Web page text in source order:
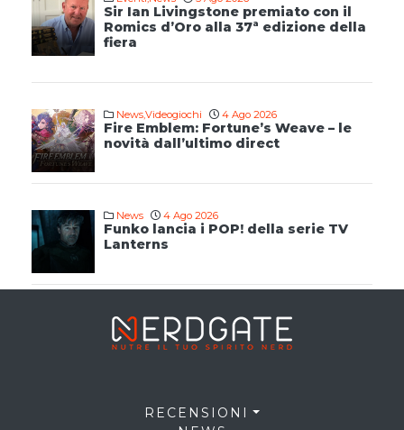
Sir Ian Livingstone premiato con il
Romics d’Oro alla 37ª edizione della
fiera
NewsVideogiochi 4 Ago 2026
Fire Emblem: Fortune’s Weave – le
novità dall’ultimo direct
News 4 Ago 2026
Funko lancia i POP! della serie TV
Lanterns
RECENSIONI